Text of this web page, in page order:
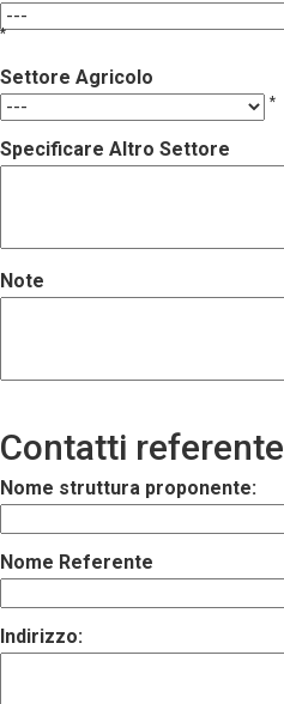
*
Settore Agricolo
*
Specificare Altro Settore
Note
Contatti referente
Nome struttura proponente:
Nome Referente
Indirizzo: